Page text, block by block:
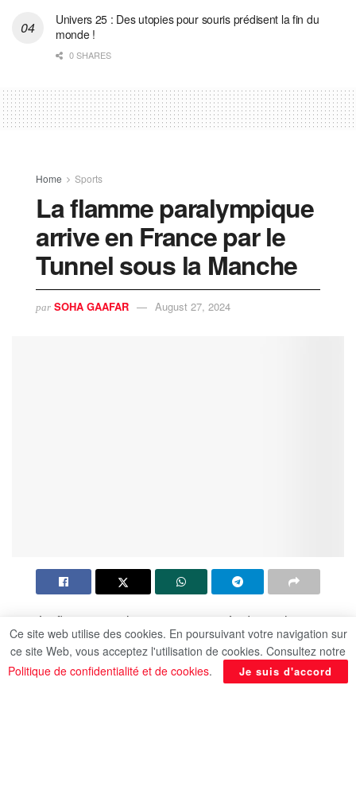
Univers 25 : Des utopies pour souris prédisent la fin du
monde !
0 SHARES
Home Sports
La flamme paralympique
arrive en France par le
Tunnel sous la Manche
par SOHA GAAFAR August 27, 2024
La flamme paralympique est arrivée dimanche en
France par le Tunnel sous la Manche, portée par
Emmanuelle Assmann, médaillée en escrime-
fauteuil, qui a été accueillie à son arrivée par la
Ce site web utilise des cookies. En poursuivant votre navigation sur
ce site Web, vous acceptez l'utilisation de cookies. Consultez notre
Politique de confidentialité et de cookies. Je suis d'accord